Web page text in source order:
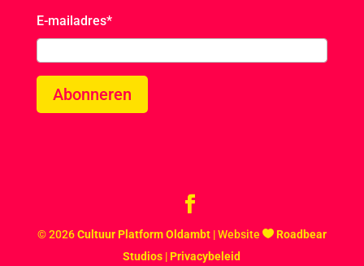
E-mailadres*
Abonneren
© 2026Cultuur Platform Oldambt| Website
Roadbear
Studios |Privacybeleid